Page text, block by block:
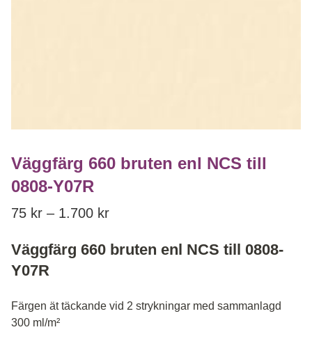
Väggfärg 660 bruten enl NCS till
0808-Y07R
75 kr – 1.700 krPrice range: 75 kr through
Väggfärg 660 bruten enl NCS till 0808-
Y07R
Färgen ät täckande vid 2 strykningar med sammanlagd
300 ml/m²